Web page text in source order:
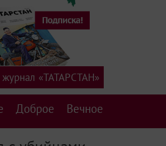
Доброе Вечное
журнал «ТАТАРСТАН»